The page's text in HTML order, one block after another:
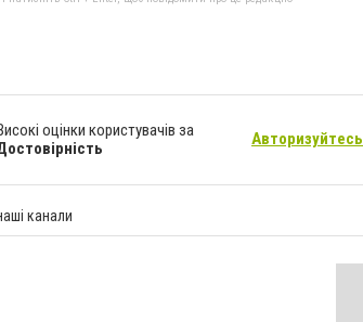
оцінки користувачів за
Авторизуйтесь
канали